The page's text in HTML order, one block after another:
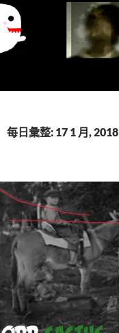
要
每日彙整: 17 1 月, 2018